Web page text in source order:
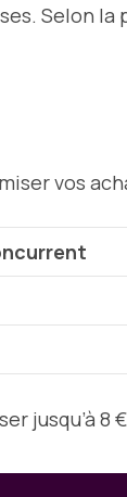
Selon
vos
jusqu’à